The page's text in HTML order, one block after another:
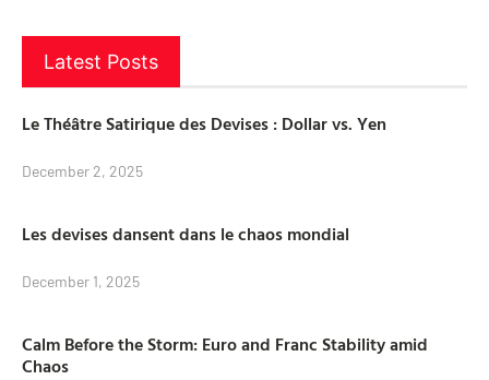
Latest Posts
Le Théâtre Satirique des Devises : Dollar vs. Yen
December 2, 2025
Les devises dansent dans le chaos mondial
December 1, 2025
Calm Before the Storm: Euro and Franc Stability amid
Chaos